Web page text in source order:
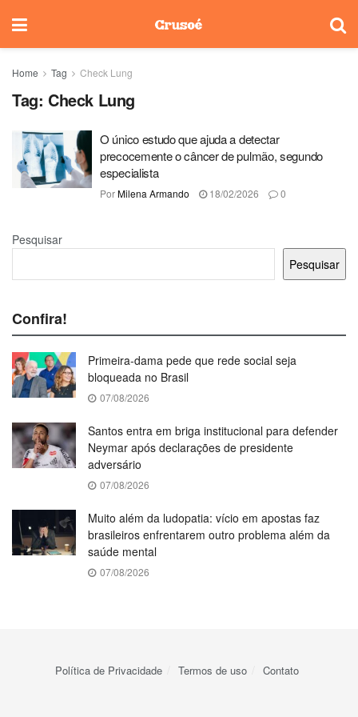
Home Tag Check Lung
Tag: Check Lung
O único estudo que ajuda a detectar
precocemente o câncer de pulmão, segundo
especialista
PorMilena Armando 18/02/2026 0
Pesquisar
Pesquisar
Confira!
Primeira-dama pede que rede social seja
bloqueada no Brasil
07/08/2026
Santos entra em briga institucional para defender
Neymar após declarações de presidente
adversário
07/08/2026
Muito além da ludopatia: vício em apostas faz
brasileiros enfrentarem outro problema além da
saúde mental
07/08/2026
Política de Privacidade Termos de uso Contato